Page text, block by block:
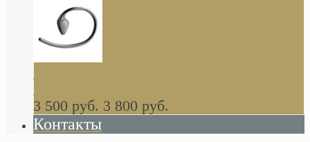
Khala Colombo аксессуары (серия) В
НАЛИЧИИ
3 500 руб. 3 800 руб.
Контакты